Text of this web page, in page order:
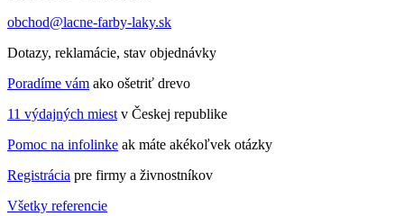
obchod@lacne-farby-laky.sk
Dotazy, reklamácie, stav objednávky
Poradíme vám ako ošetriť drevo
11 výdajných miest v Českej republike
Pomoc na infolinke ak máte akékoľvek otázky
Registrácia pre firmy a živnostníkov
Všetky referencie